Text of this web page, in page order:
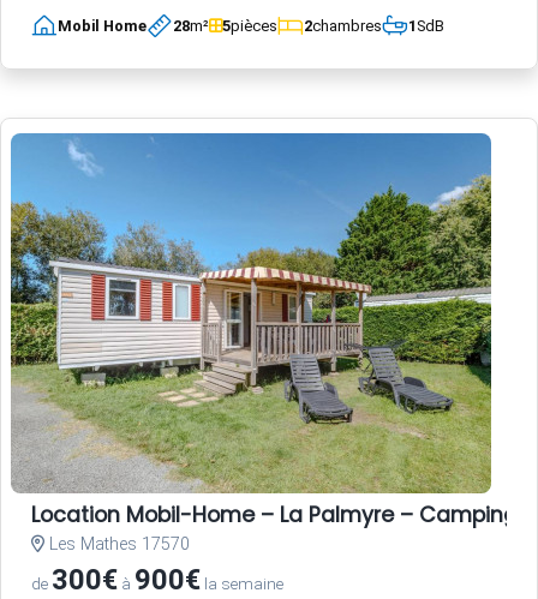
Mobil Home 28m² 5pièces 2chambres 1SdB
Location Mobil-Home – La Palmyre – Camping
Les Mathes 17570
de 300€ à 900€ la semaine